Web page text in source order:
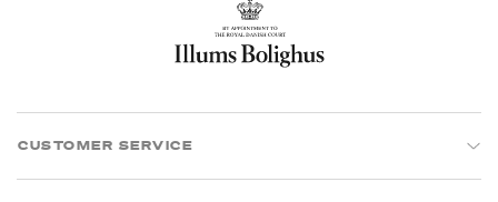
CUSTOMER SERVICE